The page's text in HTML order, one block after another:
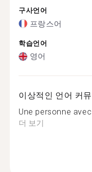
구사언어
프랑스어
학습언어
영어
이상적인 언어 커
Une personne
더 보기